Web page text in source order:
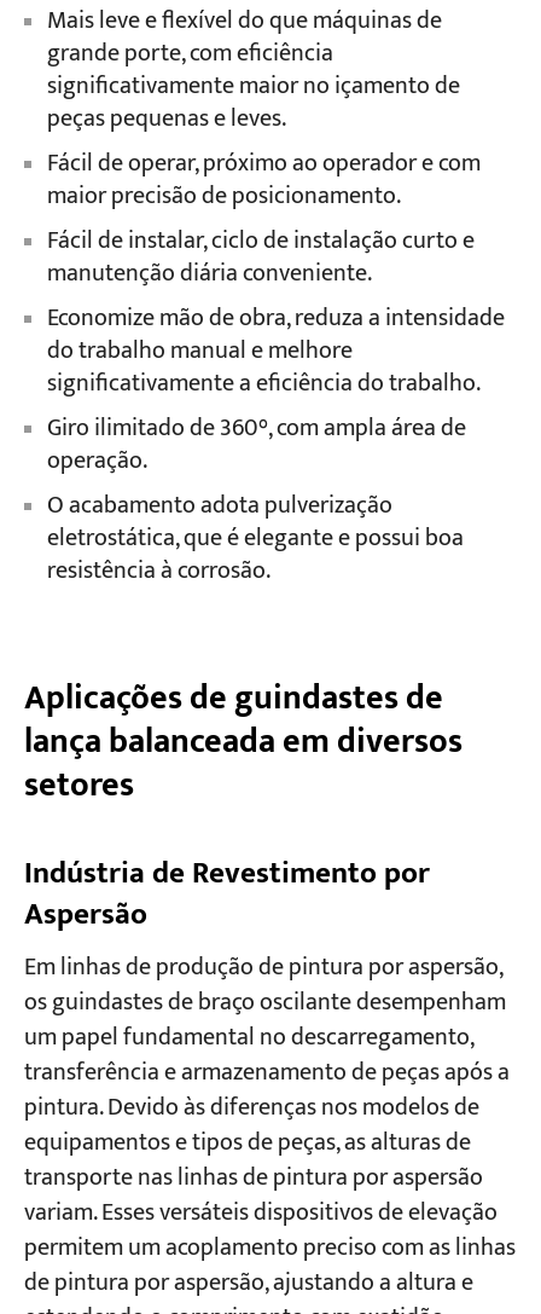
Mais leve e flexível do que máquinas de
grande porte, com eficiência
significativamente maior no içamento de
peças pequenas e leves.
Fácil de operar, próximo ao operador e com
maior precisão de posicionamento.
Fácil de instalar, ciclo de instalação curto e
manutenção diária conveniente.
Economize mão de obra, reduza a intensidade
do trabalho manual e melhore
significativamente a eficiência do trabalho.
Giro ilimitado de 360°, com ampla área de
operação.
O acabamento adota pulverização
eletrostática, que é elegante e possui boa
resistência à corrosão.
Aplicações de guindastes de
lança balanceada em diversos
setores
Indústria de Revestimento por
Aspersão
Em linhas de produção de pintura por aspersão,
os guindastes de braço oscilante desempenham
um papel fundamental no descarregamento,
transferência e armazenamento de peças após a
pintura. Devido às diferenças nos modelos de
equipamentos e tipos de peças, as alturas de
transporte nas linhas de pintura por aspersão
variam. Esses versáteis dispositivos de elevação
permitem um acoplamento preciso com as linhas
de pintura por aspersão, ajustando a altura e